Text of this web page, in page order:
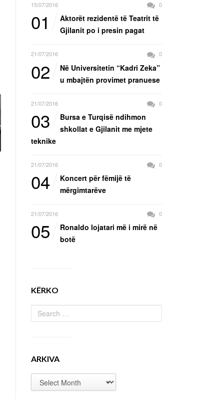
15/07/2016 0
01
Aktorët rezidentë të Teatrit të
Gjilanit po i presin pagat
21/07/2016 0
02
Në Universitetin “Kadri Zeka”
u mbajtën provimet pranuese
21/07/2016 0
03
Bursa e Turqisë ndihmon
shkollat e Gjilanit me mjete
teknike
21/07/2016 0
04
Koncert për fëmijë të
mërgimtarëve
21/07/2016 0
05
Ronaldo lojatari më i mirë në
botë
KËRKO
ARKIVA